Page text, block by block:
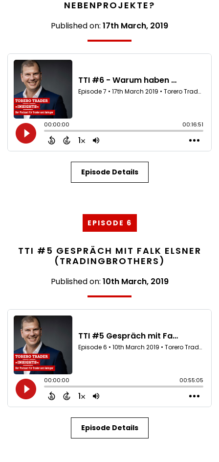
NEBENPROJEKTE?
Published on: 17th March, 2019
Episode Details
EPISODE 6
TTI #5 GESPRÄCH MIT FALK ELSNER
(TRADINGBROTHERS)
Published on: 10th March, 2019
Episode Details